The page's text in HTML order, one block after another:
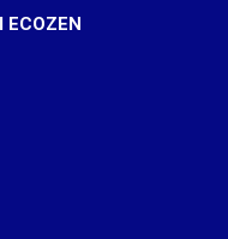
ECOZEN